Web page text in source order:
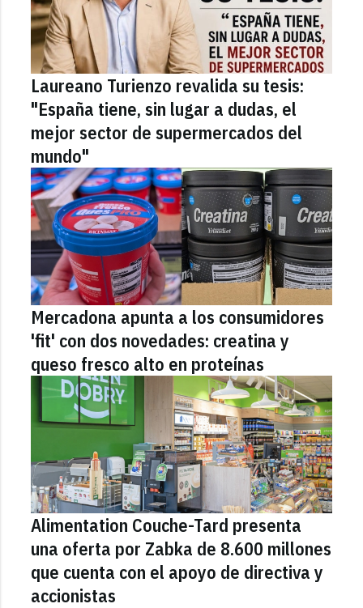
Laureano Turienzo revalida su tesis:
"España tiene, sin lugar a dudas, el
mejor sector de supermercados del
mundo"
Mercadona apunta a los consumidores
'fit' con dos novedades: creatina y
queso fresco alto en proteínas
Alimentation Couche-Tard presenta
una oferta por Zabka de 8.600 millones
que cuenta con el apoyo de directiva y
accionistas